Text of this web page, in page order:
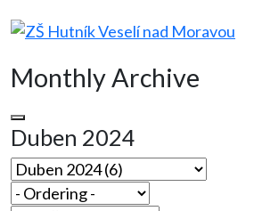
Monthly Archive
Duben 2024